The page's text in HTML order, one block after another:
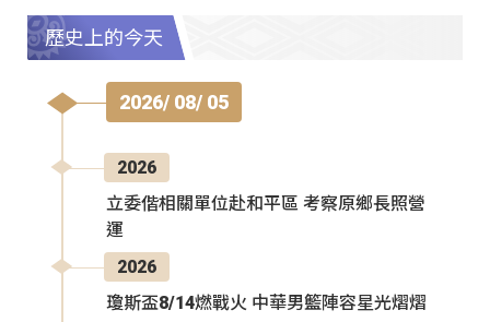
歷史上的今天
2026/ 08/ 05
2026
立委偕相關單位赴和平區 考察原鄉長照營
運
2026
瓊斯盃8/14燃戰火 中華男籃陣容星光熠熠